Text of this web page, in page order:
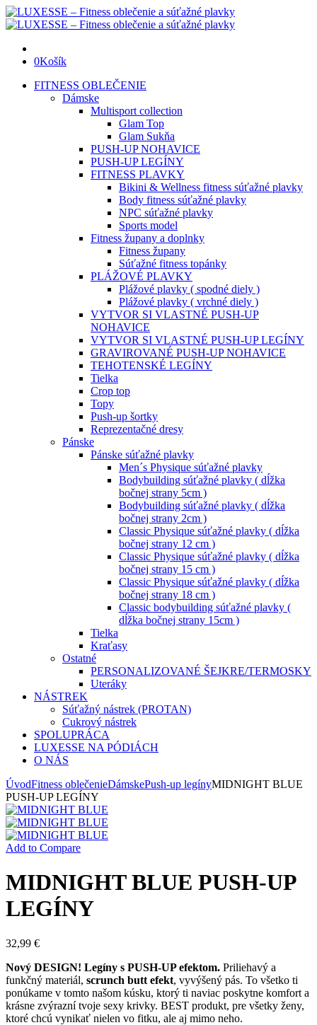
0Košík
FITNESS OBLEČENIE
Dámske
Multisport collection
Glam Top
Glam Sukňa
PUSH-UP NOHAVICE
PUSH-UP LEGÍNY
FITNESS PLAVKY
Bikini & Wellness fitness súťažné plavky
Body fitness súťažné plavky
NPC súťažné plavky
Sports model
Fitness župany a doplnky
Fitness župany
Súťažné fitness topánky
PLÁŽOVÉ PLAVKY
Plážové plavky ( spodné diely )
Plážové plavky ( vrchné diely )
VYTVOR SI VLASTNÉ PUSH-UP
NOHAVICE
VYTVOR SI VLASTNÉ PUSH-UP LEGÍNY
GRAVIROVANÉ PUSH-UP NOHAVICE
TEHOTENSKÉ LEGÍNY
Tielka
Crop top
Topy
Push-up šortky
Reprezentačné dresy
Pánske
Pánske súťažné plavky
Men´s Physique súťažné plavky
Bodybuilding súťažné plavky ( dĺžka
bočnej strany 5cm )
Bodybuilding súťažné plavky ( dĺžka
bočnej strany 2cm )
Classic Physique súťažné plavky ( dĺžka
bočnej strany 12 cm )
Classic Physique súťažné plavky ( dĺžka
bočnej strany 15 cm )
Classic Physique súťažné plavky ( dĺžka
bočnej strany 18 cm )
Classic bodybuilding súťažné plavky (
dĺžka bočnej strany 15cm )
Tielka
Kraťasy
Ostatné
PERSONALIZOVANÉ ŠEJKRE/TERMOSKY
Uteráky
NÁSTREK
Súťažný nástrek (PROTAN)
Cukrový nástrek
SPOLUPRÁCA
LUXESSE NA PÓDIÁCH
O NÁS
ÚvodFitness oblečenieDámskePush-up legínyMIDNIGHT BLUE
PUSH-UP LEGÍNY
Add to Compare
MIDNIGHT BLUE PUSH-UP
LEGÍNY
32,99 €
Nový DESIGN! Legíny s PUSH-UP efektom. Priliehavý a
funkčný materiál, scrunch butt efekt, vyvýšený pás. To všetko ti
ponúkame v tomto našom kúsku, ktorý ti naviac poskytne komfort a
krásne zvýrazní tvoje sexy krivky. BEST produkt, pre všetky ženy,
ktoré chcú vynikať nielen vo fitku, ale aj mimo neho.